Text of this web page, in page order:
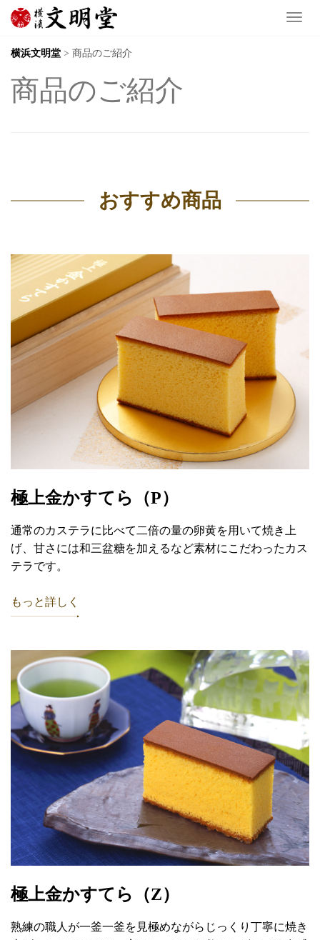
横浜文明堂 > 商品のご紹介
商品のご紹介
おすすめ商品
極上金かすてら（P）
通常のカステラに比べて二倍の量の卵黄を用いて焼き上
げ、甘さには和三盆糖を加えるなど素材にこだわったカス
テラです。
もっと詳しく
極上金かすてら（Z）
熟練の職人が一釜一釜を見極めながらじっくり丁寧に焼き